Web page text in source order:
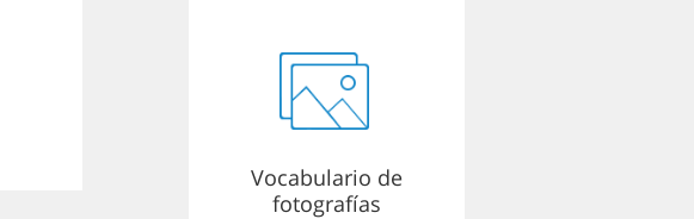
Vocabulario de
fotografías